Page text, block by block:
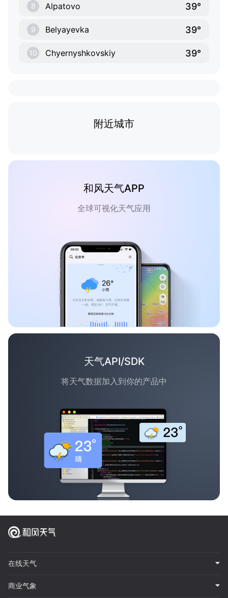
8 Alpatovo 39°
9 Belyayevka 39°
10 Chyernyshkovskiy 39°
附近城市
和风天气APP
全球可视化天气应用
天气API/SDK
将天气数据加入到你的产品中
在线天气
商业气象